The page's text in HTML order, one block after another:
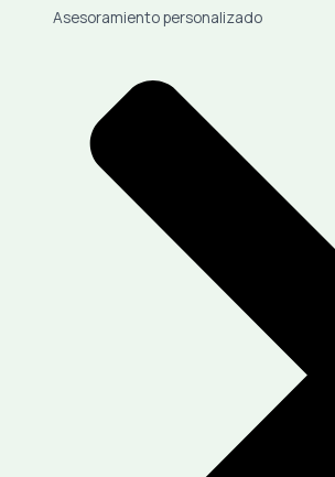
Asesoramiento personalizado